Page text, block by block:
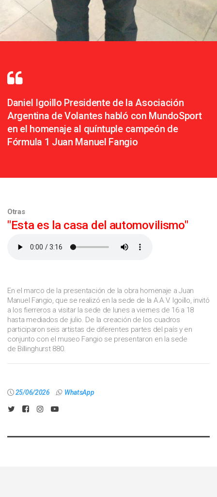
Daniel Igoillo Presidente de la Asociación
Argentina de Volantes habló con MundoSport
en el homenaje al quíntuple campeón de
Fórmula 1 Juan Manuel Fangio
Otras
"Esta es la casa del automovilismo"
En el marco de la presentación de la obra homenaje a Juan
Manuel Fangio, que se realizó en la sede de la A.A.V. Igoillo, invitó
a los fierreros a visitar la sede de lunes a viernes de 16 a 18
hasta mediados de julio. De la creación de los cuadros
participaron seis artistas de diferentes partes del país y en
conjunto con el museo Fangio se presentaron en la sede
de Billinghurst 880.
25/06/2026 WhatsApp